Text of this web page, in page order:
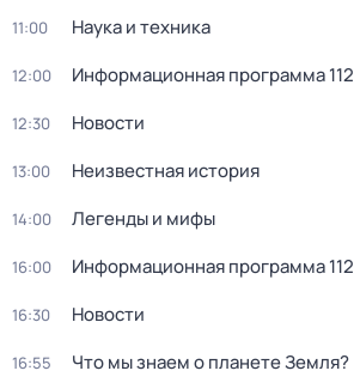
11:00 Наука и техника
12:00 Информационная программа 112
12:30 Новости
13:00 Неизвестная история
14:00 Легенды и мифы
16:00 Информационная программа 112
16:30 Новости
16:55 Что мы знаем о планете Земля?